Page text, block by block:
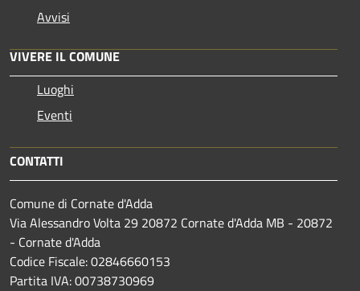
Avvisi
VIVERE IL COMUNE
Luoghi
Eventi
CONTATTI
Comune di Cornate d'Adda
Via Alessandro Volta 29 20872 Cornate d'Adda MB - 20872
- Cornate d'Adda
Codice Fiscale: 02846660153
Partita IVA: 00738730969